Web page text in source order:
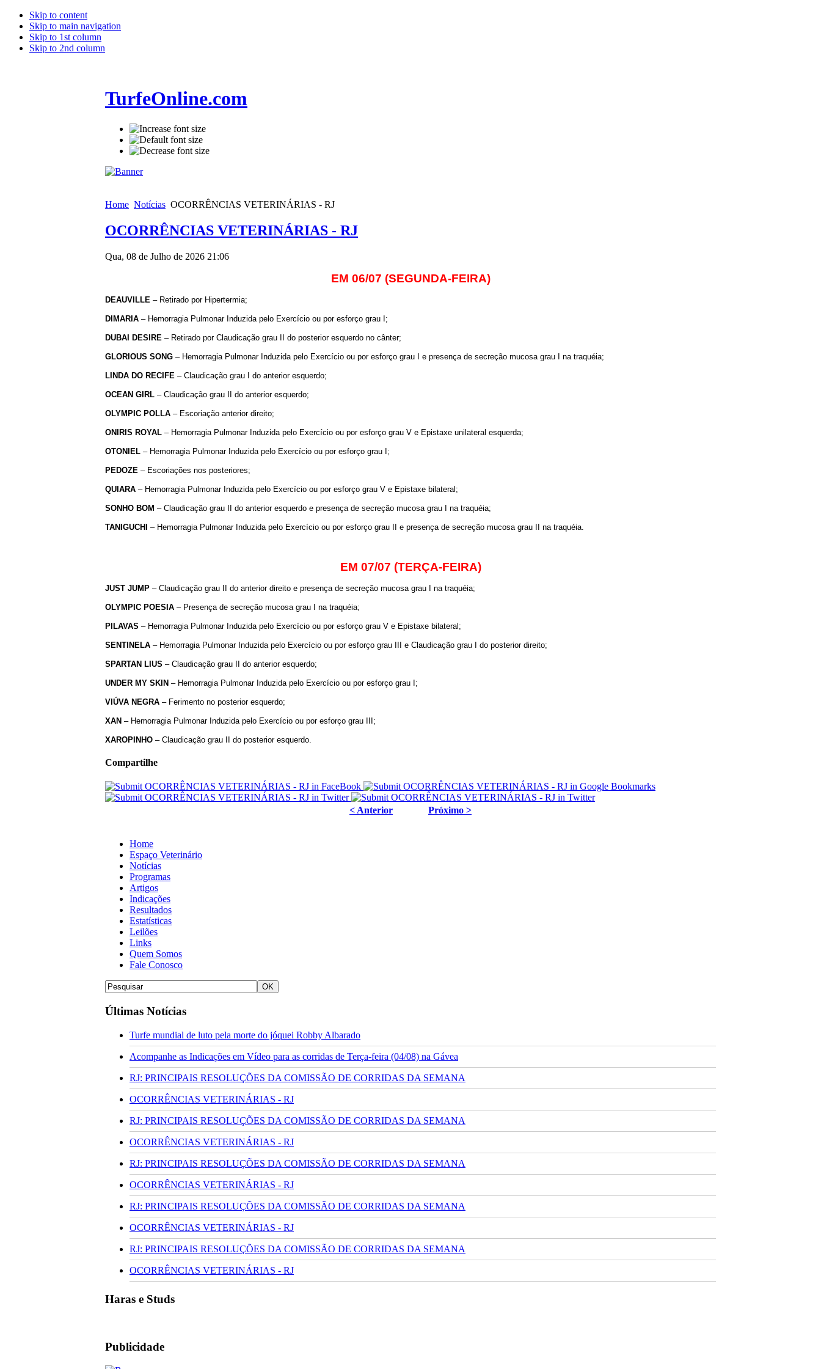
Skip to content
Skip to main navigation
Skip to 1st column
Skip to 2nd column
TurfeOnline.com
Home Notícias OCORRÊNCIAS VETERINÁRIAS - RJ
OCORRÊNCIAS VETERINÁRIAS - RJ
Qua, 08 de Julho de 2026 21:06
EM 06/07 (SEGUNDA-FEIRA)
DEAUVILLE – Retirado por Hipertermia;
DIMARIA – Hemorragia Pulmonar Induzida pelo Exercício ou por esforço grau I;
DUBAI DESIRE – Retirado por Claudicação grau II do posterior esquerdo no cânter;
GLORIOUS SONG – Hemorragia Pulmonar Induzida pelo Exercício ou por esforço grau I e presença de secreção mucosa grau I na traquéia;
LINDA DO RECIFE – Claudicação grau I do anterior esquerdo;
OCEAN GIRL – Claudicação grau II do anterior esquerdo;
OLYMPIC POLLA – Escoriação anterior direito;
ONIRIS ROYAL – Hemorragia Pulmonar Induzida pelo Exercício ou por esforço grau V e Epistaxe unilateral esquerda;
OTONIEL – Hemorragia Pulmonar Induzida pelo Exercício ou por esforço grau I;
PEDOZE – Escoriações nos posteriores;
QUIARA – Hemorragia Pulmonar Induzida pelo Exercício ou por esforço grau V e Epistaxe bilateral;
SONHO BOM – Claudicação grau II do anterior esquerdo e presença de secreção mucosa grau I na traquéia;
TANIGUCHI – Hemorragia Pulmonar Induzida pelo Exercício ou por esforço grau II e presença de secreção mucosa grau II na traquéia.
EM 07/07 (TERÇA-FEIRA)
JUST JUMP – Claudicação grau II do anterior direito e presença de secreção mucosa grau I na traquéia;
OLYMPIC POESIA – Presença de secreção mucosa grau I na traquéia;
PILAVAS – Hemorragia Pulmonar Induzida pelo Exercício ou por esforço grau V e Epistaxe bilateral;
SENTINELA – Hemorragia Pulmonar Induzida pelo Exercício ou por esforço grau III e Claudicação grau I do posterior direito;
SPARTAN LIUS – Claudicação grau II do anterior esquerdo;
UNDER MY SKIN – Hemorragia Pulmonar Induzida pelo Exercício ou por esforço grau I;
VIÚVA NEGRA – Ferimento no posterior esquerdo;
XAN – Hemorragia Pulmonar Induzida pelo Exercício ou por esforço grau III;
XAROPINHO – Claudicação grau II do posterior esquerdo.
Compartilhe
< Anterior Próximo >
Home
Espaço Veterinário
Notícias
Programas
Artigos
Indicações
Resultados
Estatísticas
Leilões
Links
Quem Somos
Fale Conosco
Últimas Notícias
Turfe mundial de luto pela morte do jóquei Robby Albarado
Acompanhe as Indicações em Vídeo para as corridas de Terça-feira (04/08) na Gávea
RJ: PRINCIPAIS RESOLUÇÕES DA COMISSÃO DE CORRIDAS DA SEMANA
OCORRÊNCIAS VETERINÁRIAS - RJ
RJ: PRINCIPAIS RESOLUÇÕES DA COMISSÃO DE CORRIDAS DA SEMANA
OCORRÊNCIAS VETERINÁRIAS - RJ
RJ: PRINCIPAIS RESOLUÇÕES DA COMISSÃO DE CORRIDAS DA SEMANA
OCORRÊNCIAS VETERINÁRIAS - RJ
RJ: PRINCIPAIS RESOLUÇÕES DA COMISSÃO DE CORRIDAS DA SEMANA
OCORRÊNCIAS VETERINÁRIAS - RJ
RJ: PRINCIPAIS RESOLUÇÕES DA COMISSÃO DE CORRIDAS DA SEMANA
OCORRÊNCIAS VETERINÁRIAS - RJ
Haras e Studs
Publicidade